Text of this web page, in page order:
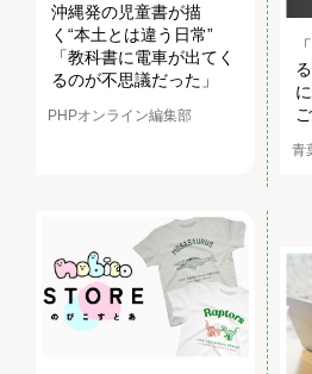
沖縄発の児童書が描
く“本土とは違う日常”
「教科書に電車が出てく
るのが不思議だった」
PHPオンライン編集部
青